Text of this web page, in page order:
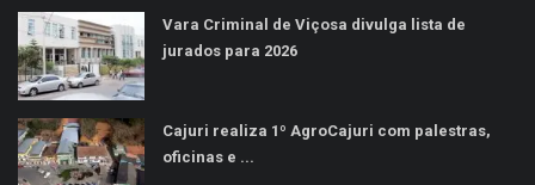
Vara Criminal de Viçosa divulga lista de
jurados para 2026
Cajuri realiza 1º AgroCajuri com palestras,
oficinas e ...